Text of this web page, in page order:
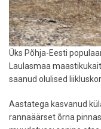
Üks Põhja-Eesti
Laulasmaa
saanud olulised
Aastatega kasvanud
rannaäärset õrna